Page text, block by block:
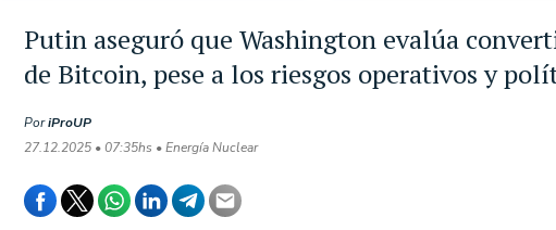
Putin aseguró que Washington evalúa
de Bitcoin, pese a los riesgos operativos y
PoriProUP
27.12.2025 • 07:35hs • Energía Nuclear